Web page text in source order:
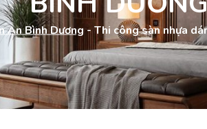
An Bình Dương-Thi công sàn nhựa